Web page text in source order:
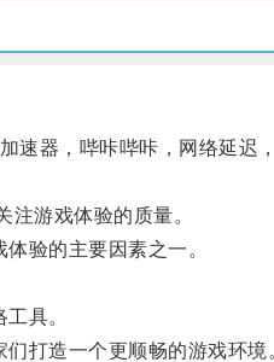
器，哔咔哔咔，网络延迟
游戏体验的质量。
验的主要因素之一。
具。
打造一个更顺畅的游戏环境